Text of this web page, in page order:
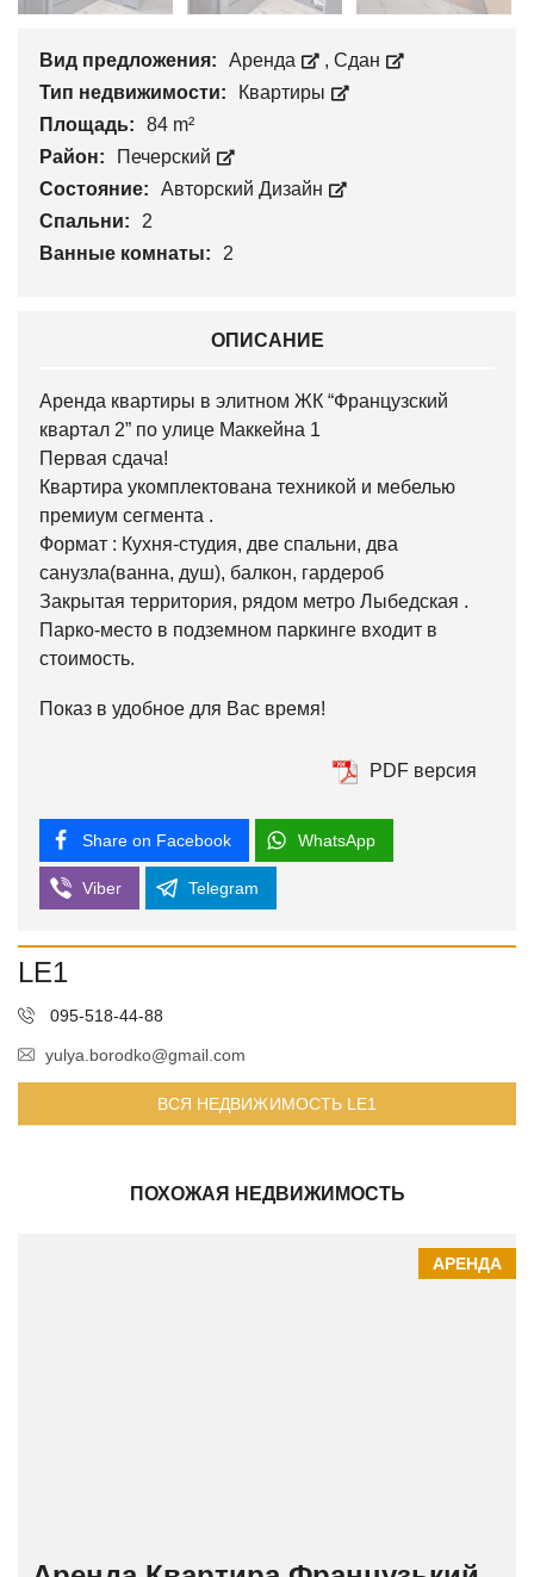
Вид предложения: Аренда , Сдан
Тип недвижимости:
Квартиры
Площадь:
84 m²
Район:
Печерский
Состояние:
Авторский Дизайн
Спальни:
2
Ванные комнаты:
2
ОПИСАНИЕ
Аренда квартиры в элитном ЖК “Французский
квартал 2” по улице Маккейна 1
Первая сдача!
Квартира укомплектована техникой и мебелью
премиум сегмента .
Формат : Кухня-студия, две спальни, два
санузла(ванна, душ), балкон, гардероб
Закрытая территория, рядом метро Лыбедская .
Парко-место в подземном паркинге входит в
стоимость.
Показ в удобное для Вас время!
PDF версия
Share on Facebook WhatsApp
Viber Telegram
LE1
095-518-44-88
yulya.borodko@gmail.com
ВСЯ НЕДВИЖИМОСТЬ LE1
ПОХОЖАЯ НЕДВИЖИМОСТЬ
АРЕНДА